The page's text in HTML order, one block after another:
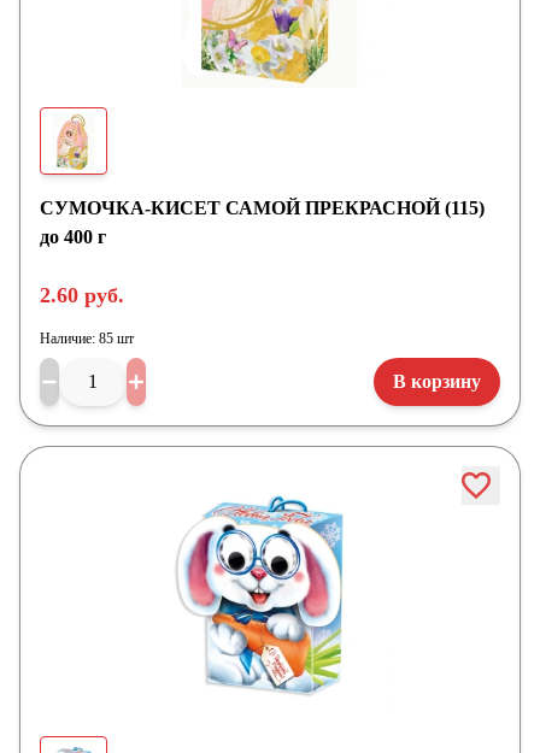
СУМОЧКА-КИСЕТ САМОЙ ПРЕКРАСНОЙ (115)
до 400 г
2.60 руб.
Наличие: 85 шт
В корзину